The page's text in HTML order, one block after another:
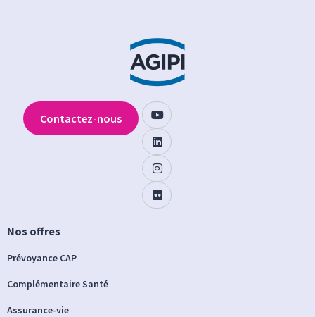
Nos offres
Prévoyance CAP
Complémentaire Santé
Assurance-vie
Contactez-nous